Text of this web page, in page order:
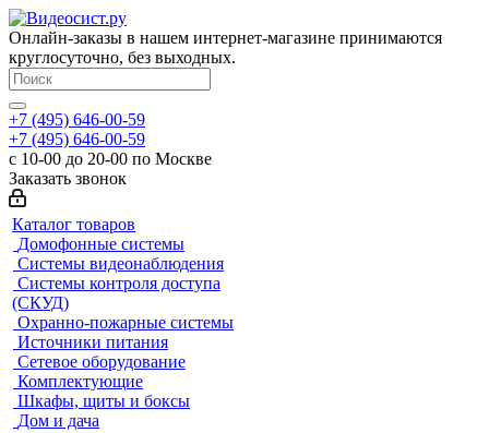
Онлайн-заказы в нашем интернет-магазине принимаются
круглосуточно, без выходных.
+7 (495) 646-00-59
+7 (495) 646-00-59
с 10-00 до 20-00 по Москве
Заказать звонок
Каталог товаров
Домофонные системы
Системы видеонаблюдения
Системы контроля доступа
(СКУД)
Охранно-пожарные системы
Источники питания
Сетевое оборудование
Комплектующие
Шкафы, щиты и боксы
Дом и дача